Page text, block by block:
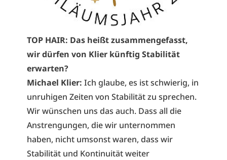
TOP HAIR: Das heißt zusammengefasst,
wir dürfen von Klier künftig Stabilität
erwarten?
Michael Klier: Ich glaube, es ist schwierig, in
unruhigen Zeiten von Stabilität zu sprechen.
Wir wünschen uns das auch. Dass all die
Anstrengungen, die wir unternommen
haben, nicht umsonst waren, dass wir
Stabilität und Kontinuität weiter